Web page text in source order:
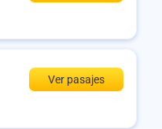
Ver pasajes